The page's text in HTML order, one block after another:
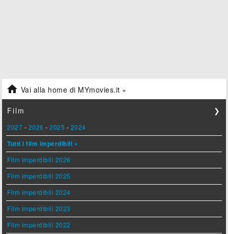
 Vai alla home di MYmovies.it »
Film ❯
2027 - 2026 -2025 - 2024
Tutti i film imperdibili »
Film imperdibili 2026
Film imperdibili 2025
Film imperdibili 2024
Film imperdibili 2023
Film imperdibili 2022